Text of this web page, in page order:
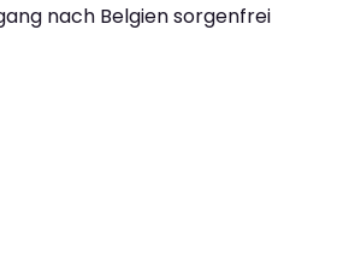
nach Belgien sorgenfrei